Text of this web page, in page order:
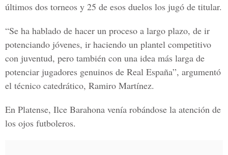
últimos dos torneos y 25 de esos duelos los jugó de titular.
“Se ha hablado de hacer un proceso a largo plazo, de ir
potenciando jóvenes, ir haciendo un plantel competitivo
con juventud, pero también con una idea más larga de
potenciar jugadores genuinos de Real España”, argumentó
el técnico catedrático, Ramiro Martínez.
En Platense, Ilce Barahona venía robándose la atención de
los ojos futboleros.